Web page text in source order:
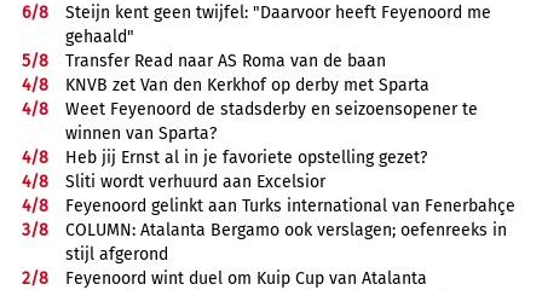
6/8
Steijn kent geen twijfel: "Daarvoor heeft Feyenoord me
gehaald"
5/8
Transfer Read naar AS Roma van de baan
4/8
KNVB zet Van den Kerkhof op derby met Sparta
4/8
Weet Feyenoord de stadsderby en seizoensopener te
winnen van Sparta?
4/8
Heb jij Ernst al in je favoriete opstelling gezet?
4/8
Sliti wordt verhuurd aan Excelsior
4/8
Feyenoord gelinkt aan Turks international van Fenerbahçe
3/8
COLUMN: Atalanta Bergamo ook verslagen; oefenreeks in
stijl afgerond
2/8
Feyenoord wint duel om Kuip Cup van Atalanta